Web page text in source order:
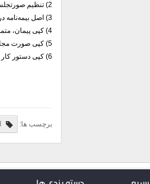
2) تنظیم صورتجلسه خسارت با تعیین موارد خسارت دیده و میزان آن.
3) اصل بیمه‌نامه در دست بیمه‌گذار به همراه ضمائم آن.
4) کپی پیمان، متمم‌های پیمان، فهرست بهای پیمان و ضمائم آن (درصورت وجود).
5) کپی صورت مجالس و صورت وضعیت‌های ماهانه قبل از خسارت با تأیید دستگاه نظارت کارفرما
6) کپی دستور کار مشاور به پیمانکار و صورت مجلس انجام آن برای اجرای کارهایی که در نقشه‌ها نیست.
برچسب ها: